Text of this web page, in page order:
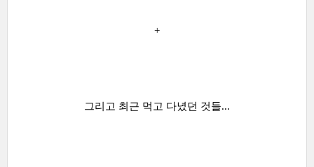
+
그리고 최근 먹고 다녔던 것들...